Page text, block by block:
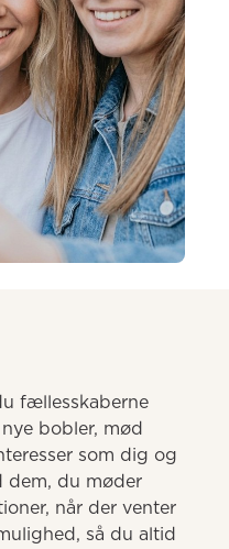
fællesskaberne
bobler, mød
som dig og
dem, du møder
når der venter
så du altid